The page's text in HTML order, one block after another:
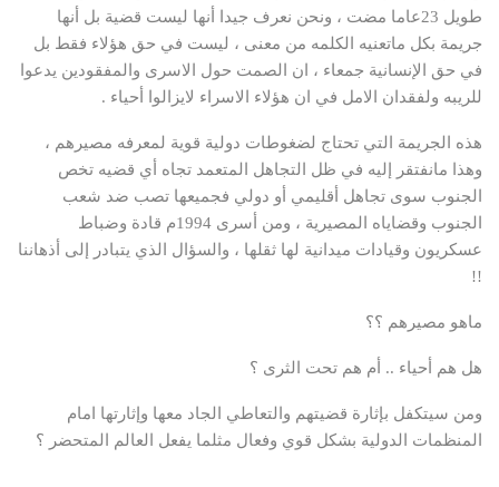
طويل 23عاما مضت ، ونحن نعرف جيدا أنها ليست قضية بل أنها
جريمة بكل ماتعنيه الكلمه من معنى ، ليست في حق هؤلاء فقط بل
في حق الإنسانية جمعاء ، ان الصمت حول الاسرى والمفقودين يدعوا
للريبه ولفقدان الامل في ان هؤلاء الاسراء لايزالوا أحياء .
هذه الجريمة التي تحتاج لضغوطات دولية قوية لمعرفه مصيرهم ،
وهذا مانفتقر إليه في ظل التجاهل المتعمد تجاه أي قضيه تخص
الجنوب سوى تجاهل أقليمي أو دولي فجميعها تصب ضد شعب
الجنوب وقضاياه المصيرية ، ومن أسرى 1994م قادة وضباط
عسكريون وقيادات ميدانية لها ثقلها ، والسؤال الذي يتبادر إلى أذهاننا
!!
ماهو مصيرهم ؟؟
هل هم أحياء .. أم هم تحت الثرى ؟
ومن سيتكفل بإثارة قضيتهم والتعاطي الجاد معها وإثارتها امام
المنظمات الدولية بشكل قوي وفعال مثلما يفعل العالم المتحضر ؟